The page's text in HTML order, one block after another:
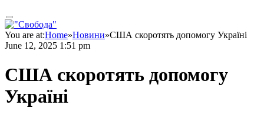
You are at:Home»Новини»США скоротять допомогу Україні
June 12, 2025 1:51 pm
США скоротять допомогу
Україні